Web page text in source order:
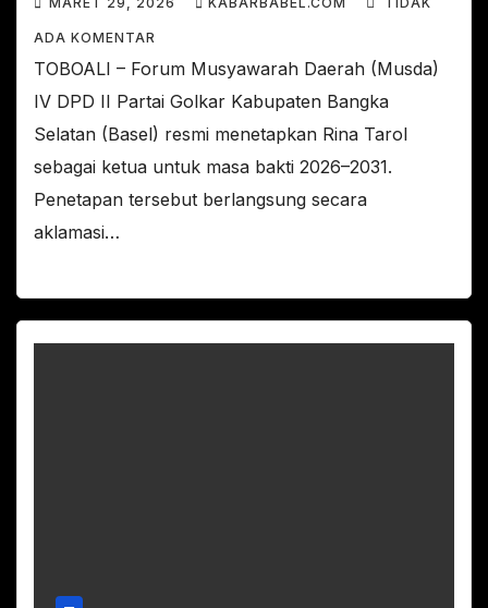
ADA KOMENTAR
TOBOALI – Forum Musyawarah Daerah (Musda)
IV DPD II Partai Golkar Kabupaten Bangka
Selatan (Basel) resmi menetapkan Rina Tarol
sebagai ketua untuk masa bakti 2026–2031.
Penetapan tersebut berlangsung secara
aklamasi…